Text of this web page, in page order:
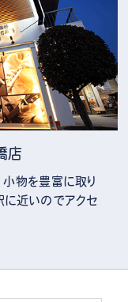
店
小物を豊富に取り
に近いのでアクセ